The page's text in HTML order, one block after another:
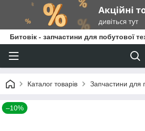
Битовік - запчастини для побутової
Каталог товарів Запчастини для
–10%